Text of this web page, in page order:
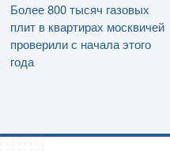
Более 800 тысяч газовых
плит в квартирах москвичей
проверили с начала этого
года